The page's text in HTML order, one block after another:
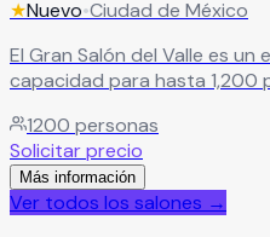
★Nuevo•Ciudad de México
El Gran Salón del Valle es
capacidad para hasta 1,200
convierten en el escenario
años, graduaciones, cenas
especiales.Leer más
1200 personas
Solicitar precio
Más información
Ver todos los salones →